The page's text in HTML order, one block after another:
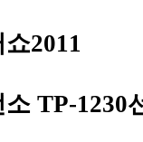
2011
TP-1230